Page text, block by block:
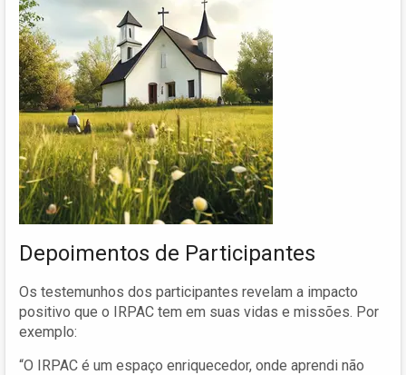
Depoimentos de Participantes
Os testemunhos dos participantes revelam a impacto
positivo que o IRPAC tem em suas vidas e missões. Por
exemplo:
“O IRPAC é um espaço enriquecedor, onde aprendi não